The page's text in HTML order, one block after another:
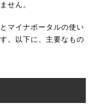
せん。
マイナポータルの使い
。以下に、主要なもの